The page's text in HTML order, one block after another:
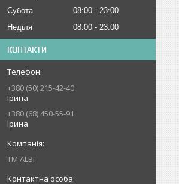
Субота
08:00
23:00
Неділя
08:00 23:00
КОНТАКТИ
+380 (50) 215-42-40
Ірина
+380 (68) 450-55-91
Ірина
ТМ ALBI